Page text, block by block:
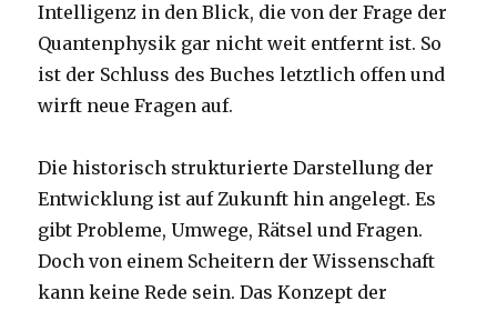
Intelligenz in den Blick, die von der Frage der
Quantenphysik gar nicht weit entfernt ist. So
ist der Schluss des Buches letztlich offen und
wirft neue Fragen auf.
Die historisch strukturierte Darstellung der
Entwicklung ist auf Zukunft hin angelegt. Es
gibt Probleme, Umwege, Rätsel und Fragen.
Doch von einem Scheitern der Wissenschaft
kann keine Rede sein. Das Konzept der